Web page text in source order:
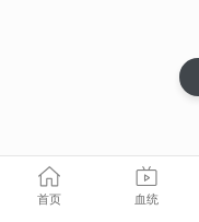
首页 血统